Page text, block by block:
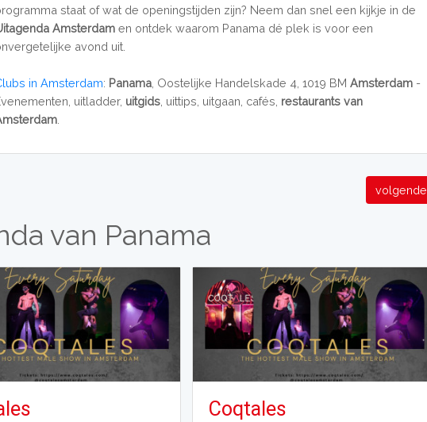
staat of wat de openingstijden zijn? Neem dan snel een kijkje in de
Amsterdam en ontdek waarom Panama dé plek is voor een
avond uit.
in Amsterdam: Panama , Oostelijke Handelskade 4, 1019 BMAmsterdam -
uitladder, uitgids , uittips, uitgaan, cafés, restaurants van
volgende
van Panama
Coqtales